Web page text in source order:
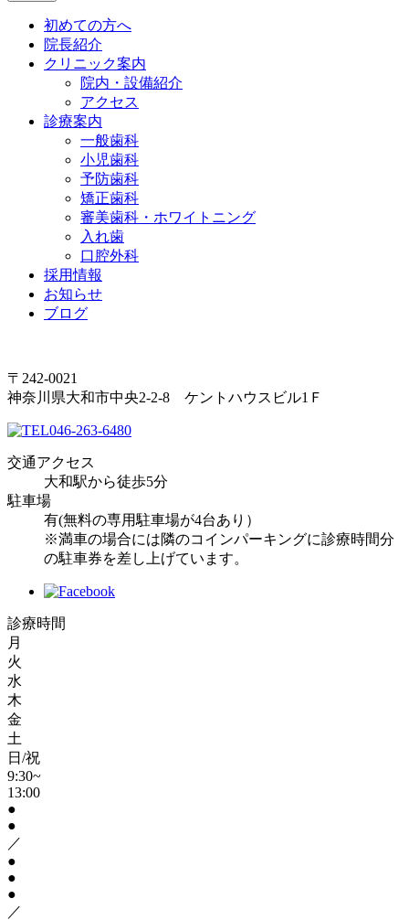
初めての方へ
院長紹介
クリニック案内
院内・設備紹介
アクセス
診療案内
一般歯科
小児歯科
予防歯科
矯正歯科
審美歯科・ホワイトニング
入れ歯
口腔外科
採用情報
お知らせ
ブログ
〒242-0021
神奈川県大和市中央2-2-8 ケントハウスビル1Ｆ
046-263-6480
交通アクセス
大和駅から徒歩5分
駐車場
有(無料の専用駐車場が4台あり）
※満車の場合には隣のコインパーキングに診療時間分
の駐車券を差し上げています。
診療時間
月
火
水
木
金
土
日/祝
9:30~
13:00
●
●
／
●
●
●
／